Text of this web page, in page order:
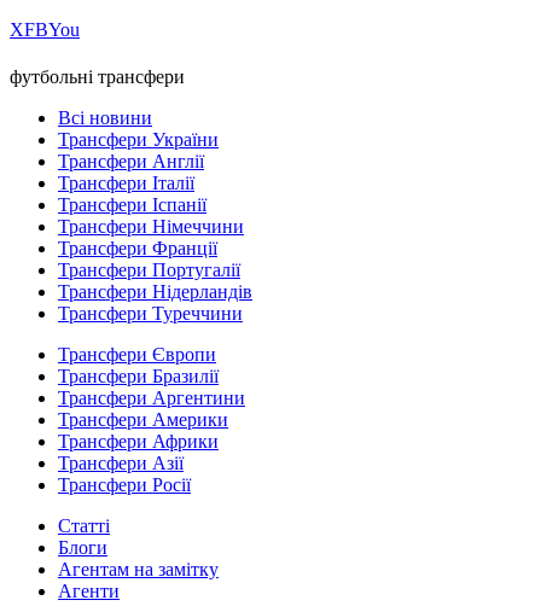
ХFBYou
футбольні трансфери
Всі новини
Трансфери України
Трансфери Англії
Трансфери Італії
Трансфери Іспанії
Трансфери Німеччини
Трансфери Франції
Трансфери Португалії
Трансфери Нідерландів
Трансфери Туреччини
Трансфери Європи
Трансфери Бразилії
Трансфери Аргентини
Трансфери Америки
Трансфери Африки
Трансфери Азії
Трансфери Росії
Статті
Блоги
Агентам на замітку
Агенти